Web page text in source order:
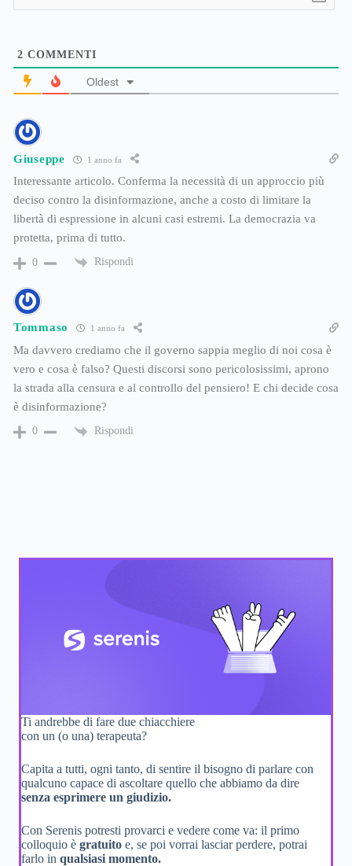
2 COMMENTI
Oldest
Giuseppe 1 anno fa
Interessante articolo. Conferma la necessità di un approccio più
deciso contro la disinformazione, anche a costo di limitare la
libertà di espressione in alcuni casi estremi. La democrazia va
protetta, prima di tutto.
0 Rispondi
Tommaso 1 anno fa
Ma davvero crediamo che il governo sappia meglio di noi cosa è
vero e cosa è falso? Questi discorsi sono pericolosissimi, aprono
la strada alla censura e al controllo del pensiero! E chi decide cosa
è disinformazione?
0 Rispondi
Ti andrebbe di fare due chiacchiere
con un (o una) terapeuta?
Capita a tutti, ogni tanto, di sentire il bisogno di parlare con
qualcuno capace di ascoltare quello che abbiamo da dire
senza esprimere un giudizio.
Con Serenis potresti provarci e vedere come va: il primo
colloquio è gratuito e, se poi vorrai lasciar perdere, potrai
farlo in qualsiasi momento.